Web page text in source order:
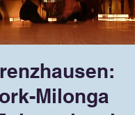
Milonga